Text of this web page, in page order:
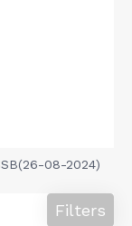
08-2024)
Filters